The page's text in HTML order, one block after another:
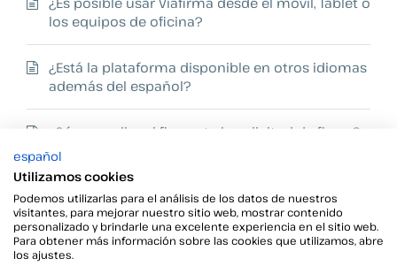
los equipos de oficina?
¿Está la plataforma disponible en otros idiomas
además del español?
¿Cómo recibe el firmante la solicitud de firma?
¿Lo puede recibir en su móvil?
Ver los 17 artículos
español
Utilizamos cookies
Podemos utilizarlas para el análisis de los datos de nuestros
visitantes, para mejorar nuestro sitio web, mostrar contenido
personalizado y brindarle una excelente experiencia en el sitio web.
Para obtener más información sobre las cookies que utilizamos, abre
los ajustes.